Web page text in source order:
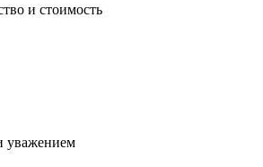
и стоимость
уважением